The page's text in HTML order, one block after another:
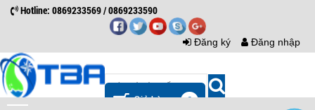
Hotline: 0869233569 / 0869233590
Đăng ký Đăng nhập
0